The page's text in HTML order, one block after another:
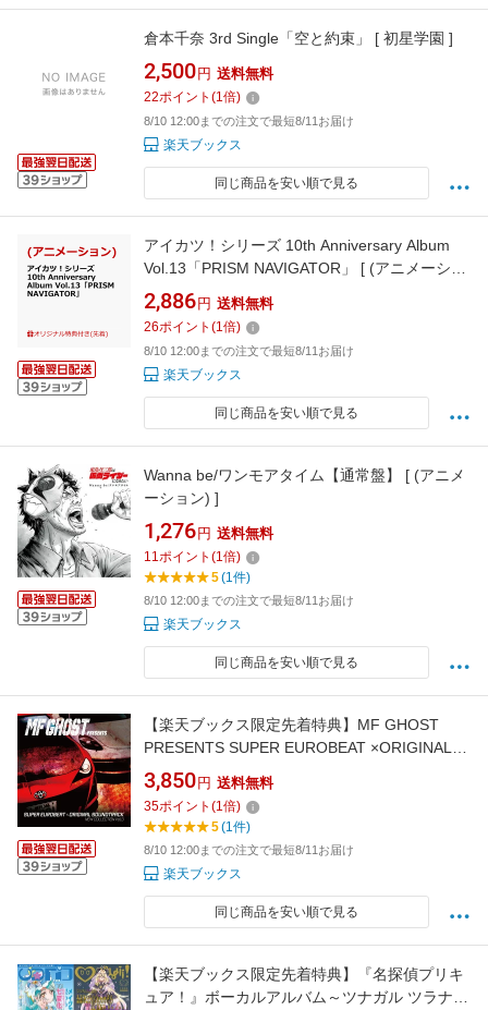
倉本千奈 3rd Single「空と約束」 [ 初星学園 ]
2,500 円 送料無料
22ポイント (1倍)
8/10 12:00までの注文で最短8/11お届け
楽天ブックス
同じ商品を安い順で見る
アイカツ！シリーズ 10th Anniversary Album
Vol.13「PRISM NAVIGATOR」 [ (アニメーショ
ン) ]
2,886 円 送料無料
26ポイント (1倍)
8/10 12:00までの注文で最短8/11お届け
楽天ブックス
同じ商品を安い順で見る
Wanna be/ワンモアタイム【通常盤】 [ (アニメ
ーション) ]
1,276 円 送料無料
11ポイント (1倍)
5(1件)
8/10 12:00までの注文で最短8/11お届け
楽天ブックス
同じ商品を安い順で見る
【楽天ブックス限定先着特典】MF GHOST
PRESENTS SUPER EUROBEAT ×ORIGINAL
SOUNDTRACK NEW COLLECTION Vol.3(アク
リルキーホルダー) [ (V.A.) ]
3,850 円 送料無料
35ポイント (1倍)
5(1件)
8/10 12:00までの注文で最短8/11お届け
楽天ブックス
同じ商品を安い順で見る
【楽天ブックス限定先着特典】『名探偵プリキ
ュア！』ボーカルアルバム～ツナガル ツラナル